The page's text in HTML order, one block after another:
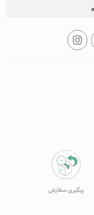
پیگیری سفارش